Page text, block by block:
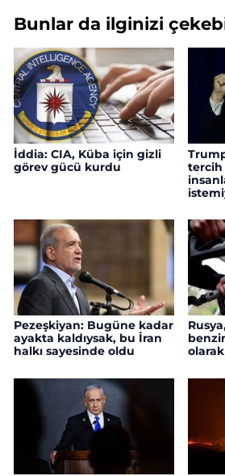
Bunlar da ilginizi
İddia: CIA, Küba için gizli
görev gücü kurdu
tercih
Pezeşkiyan: Bugüne kadar
ayakta kaldıysak, bu İran
halkı sayesinde oldu